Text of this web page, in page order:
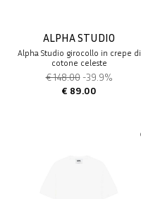
ALPHA STUDIO
Alpha Studio girocollo in crepe di
cotone celeste
€ 148.00 -39.9%
€ 89.00